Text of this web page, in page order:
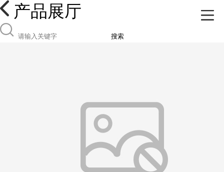
产品展厅
搜索